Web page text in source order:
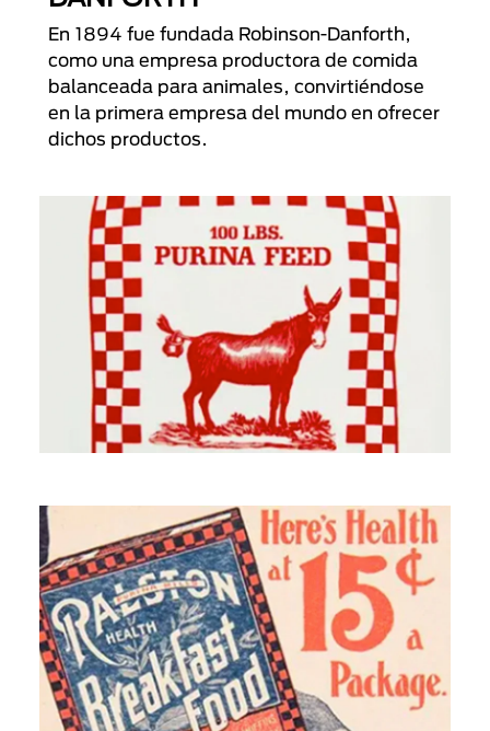
En 1894 fue fundada Robinson-Danforth,
como una empresa productora de comida
balanceada para animales, convirtiéndose
en la primera empresa del mundo en ofrecer
dichos productos.